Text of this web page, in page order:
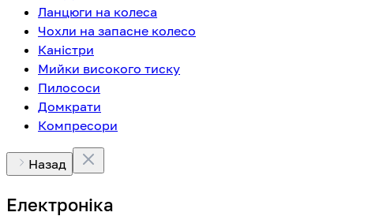
Ланцюги на колеса
Чохли на запасне колесо
Каністри
Мийки високого тиску
Пилососи
Домкрати
Компресори
Назад
Електроніка